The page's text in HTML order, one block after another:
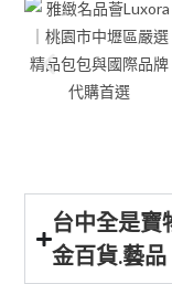
台中全是寶
金百貨.藝